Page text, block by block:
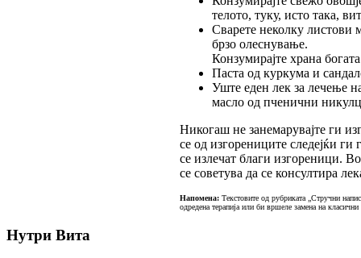
телото, туку, исто така,
Сварете неколку листови
брзо олеснување.
Конзумирајте храна
Паста од куркума и
Уште еден лек за лечење
масло од пченични
Никогаш не занемарувајте ги
се од изгорениците следејќи
се излечат благи изгореници.
се советува да се консултира
Напомена: Текстовите од рубриката „Стручни
одредена терапија или би вршеле замена на
Нутри Вита